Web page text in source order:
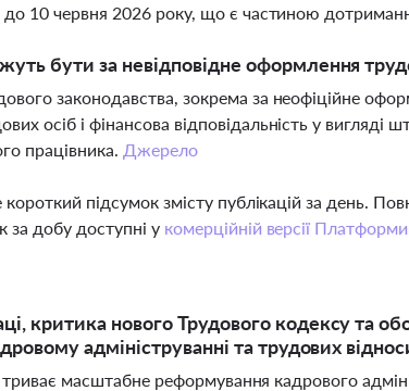
10 червня 2026 року, що є частиною
бути за невідповідне оформлення
законодавства, зокрема за неофіційне
осіб і фінансова відповідальність у вигляді
працівника. Джерело
підсумок змісту публікацій за день.
за добу доступні у комерційній версії
критика нового Трудового кодексу та
адмініструванні та трудових
триває масштабне реформування кадрового